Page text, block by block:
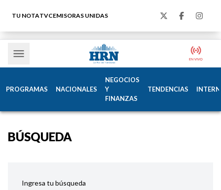
TU NOTATVCEMISORAS UNIDAS
PROGRAMAS NACIONALES
NEGOCIOS
Y
FINANZAS
TENDENCIAS
BÚSQUEDA
Ingresa tu búsqueda